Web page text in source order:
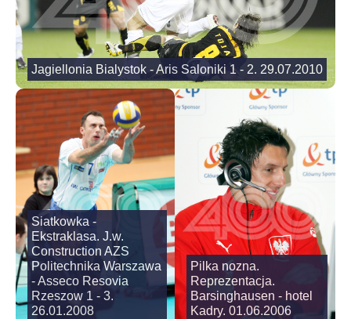
Jagiellonia Bialystok - Aris Saloniki 1 - 2. 29.07.2010
Siatkowka -
Ekstraklasa. J.w.
Construction AZS
Politechnika Warszawa
- Asseco Resovia
Rzeszow 1 - 3.
26.01.2008
Pilka nozna.
Reprezentacja.
Barsinghausen - hotel
Kadry. 01.06.2006